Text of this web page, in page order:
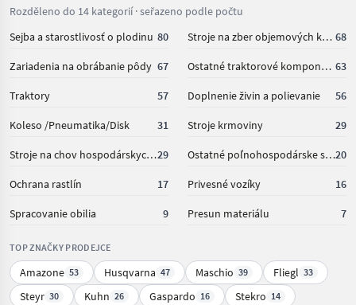
Rozděleno do 14 kategorií · seřazeno podle počtu
Sejba a starostlivosť o plodinu 80 Stroje na zber objemových krmív 68
Zariadenia na obrábanie pôdy 67 Ostatné traktorové komponenty 63
Traktory 57 Doplnenie živin a polievanie 56
Koleso /Pneumatika/Disk 31 Stroje krmoviny 29
Stroje na chov hospodárskych zvierat29 Ostatné poľnohospodárske silové stroje20
Ochrana rastlín 17 Privesné vozíky 16
Spracovanie obilia 9 Presun materiálu 7
TOP ZNAČKY PRODEJCE
Amazone 53 Husqvarna 47 Maschio 39 Fliegl 33
Steyr 30 Kuhn 26 Gaspardo 16 Stekro 14